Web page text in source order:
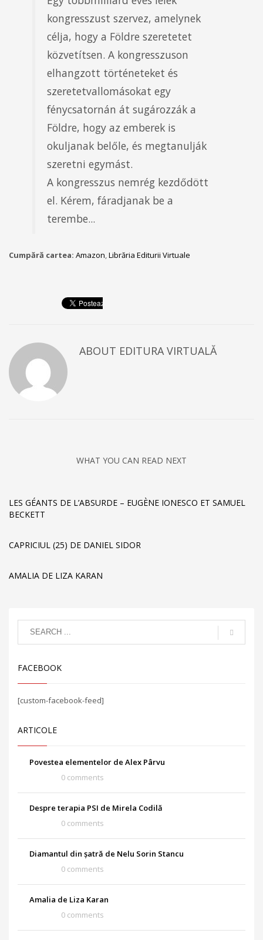
kongresszust szervez, amelynek
célja, hogy a Földre szeretetet
közvetítsen. A kongresszuson
elhangzott történeteket és
szeretetvallomásokat egy
fénycsatornán át sugározzák a
Földre, hogy az emberek is
okuljanak belőle, és megtanulják
szeretni egymást.
A kongresszus nemrég kezdődött
el. Kérem, fáradjanak be a
terembe...
Cumpără cartea: Amazon Librăria Editurii Virtuale
ABOUT EDITURA VIRTUALĂ
WHAT YOU CAN READ NEXT
LES GÉANTS DE L’ABSURDE – EUGÈNE IONESCO ET SAMUEL
BECKETT
CAPRICIUL (25) DE DANIEL SIDOR
AMALIA DE LIZA KARAN
FACEBOOK
[custom-facebook-feed]
ARTICOLE
Povestea elementelor de Alex Pârvu
0 comments
Despre terapia PSI de Mirela Codilă
0 comments
Diamantul din șatră de Nelu Sorin Stancu
0 comments
Amalia de Liza Karan
0 comments